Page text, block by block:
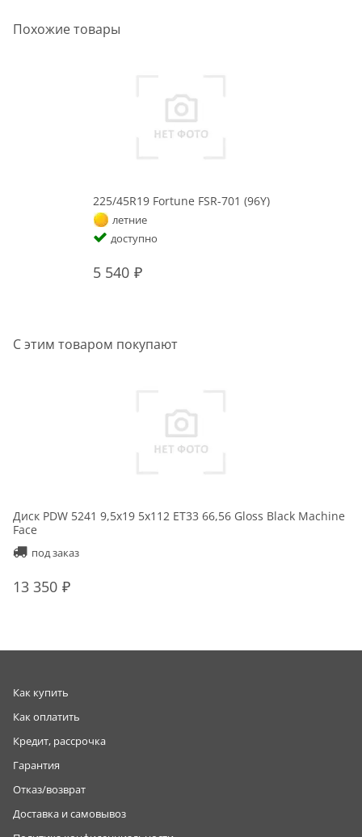
Похожие товары
225/45R19 Fortune FSR-701 (96Y)
летние
доступно
5 540
С этим товаром покупают
Диск PDW 5241 9,5x19 5x112 ET33 66,56 Gloss Black Machine
Face
под заказ
13 350
Как купить
Как оплатить
Кредит, рассрочка
Гарантия
Отказ/возврат
Доставка и самовывоз